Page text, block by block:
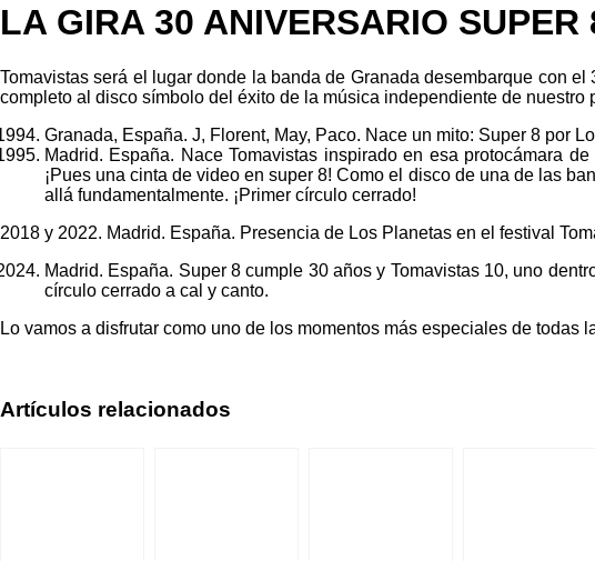
LA GIRA 30 ANIVERSARIO
Tomavistas será el lugar donde la banda de Granada desembarque con
completo al disco símbolo del éxito de la música independiente de nuestro
Granada, España. J, Florent, May, Paco. Nace un mito: Super 8 por
Madrid. España. Nace Tomavistas inspirado en esa protocámara
¡Pues una cinta de video en super 8! Como el disco de una de las
allá fundamentalmente. ¡Primer círculo cerrado!
2018 y 2022. Madrid. España. Presencia de Los Planetas en el festival
Madrid. España. Super 8 cumple 30 años y Tomavistas 10, uno
círculo cerrado a cal y canto.
Lo vamos a disfrutar como uno de los momentos más especiales de
Artículos relacionados